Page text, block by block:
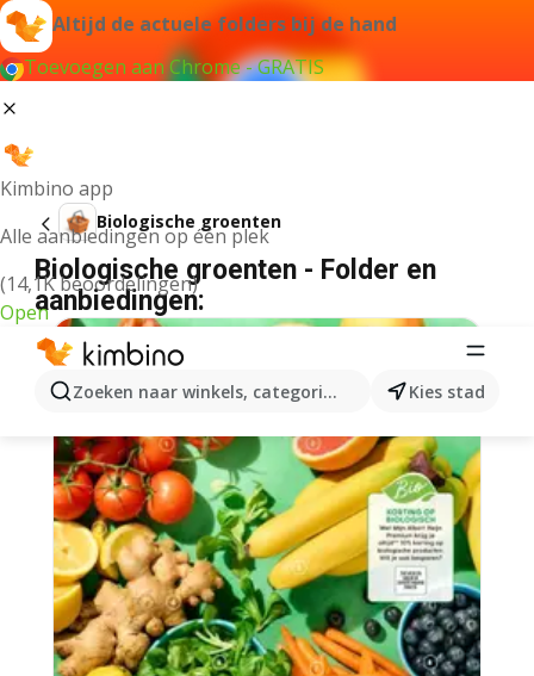
Altijd de actuele folders bij de hand
Toevoegen aan Chrome - GRATIS
Kimbino app
Alle aanbiedingen op één plek
(14,1K beoordelingen)
Open
Zoeken naar winkels, categorieën, producten...
Kies stad
Biologische groenten
Biologische groenten - Folder en
aanbiedingen: